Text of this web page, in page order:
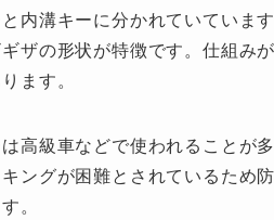
内溝キーに分かれていていま
ザの形状が特徴です。仕組み
ます。
高級車などで使われることが
ングが困難とされているため
。